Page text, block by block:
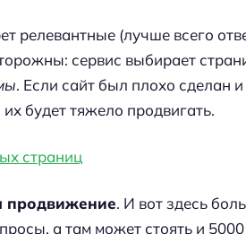
релевантные (лучше всего
сервис выбирает
. Если сайт был плохо сделан
будет тяжело продвигать.
продвижение. И вот здесь
а там может стоять и